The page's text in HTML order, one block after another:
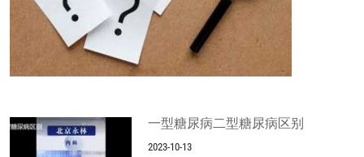
一型糖尿病二型糖尿病区别
2023-10-13